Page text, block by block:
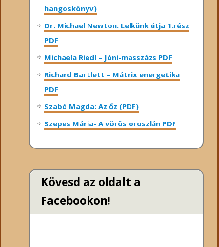
hangoskönyv)
Dr. Michael Newton: Lelkünk útja 1.rész
PDF
Michaela Riedl – Jóni-masszázs PDF
Richard Bartlett – Mátrix energetika
PDF
Szabó Magda: Az őz (PDF)
Szepes Mária- A vörös oroszlán PDF
Kövesd az oldalt a
Facebookon!